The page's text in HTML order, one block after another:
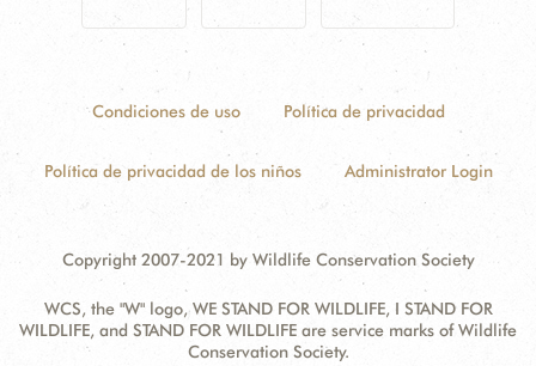
Condiciones de uso Política de privacidad
Política de privacidad de los niños Administrator Login
Copyright 2007-2021 by Wildlife Conservation Society
WCS, the "W" logo, WE STAND FOR WILDLIFE, I STAND FOR
WILDLIFE, and STAND FOR WILDLIFE are service marks of Wildlife
Conservation Society.